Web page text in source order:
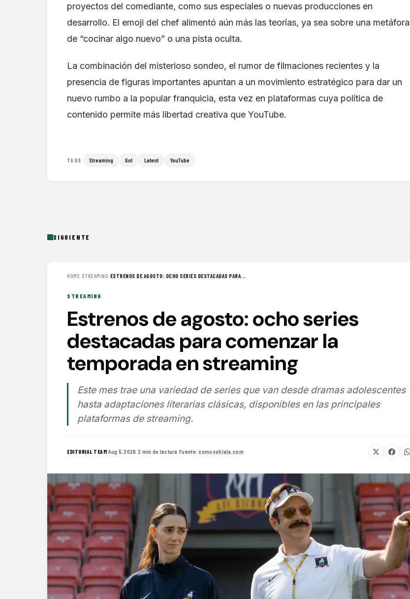
proyectos del comediante, como sus especiales o nuevas producciones en
desarrollo. El emoji del chef alimentó aún más las teorías, ya sea sobre una metáfora
de “cocinar algo nuevo” o una pista oculta.
La combinación del misterioso sondeo, el rumor de filmaciones recientes y la
presencia de figuras importantes apuntan a un movimiento estratégico para dar un
nuevo rumbo a la popular franquicia, esta vez en plataformas cuya política de
contenido permite más libertad creativa que YouTube.
TAGS Streaming Got Latent YouTube
SIGUIENTE
HOME› STREAMING› ESTRENOS DE AGOSTO: OCHO SERIES DESTACADAS PARA...
STREAMING
Estrenos de agosto: ocho series
destacadas para comenzar la
temporada en streaming
Este mes trae una variedad de series que van desde dramas adolescentes
hasta adaptaciones literarias clásicas, disponibles en las principales
plataformas de streaming.
EDITORIAL TEAM·Aug 5, 2026 ·2 min de lectura ·Fuente: somosohlala.com